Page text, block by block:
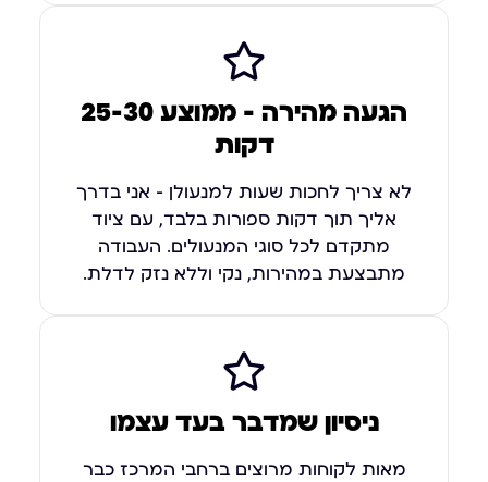
הגעה מהירה — ממוצע 25-30
דקות
לא צריך לחכות שעות למנעולן – אני בדרך
אליך תוך דקות ספורות בלבד, עם ציוד
מתקדם לכל סוגי המנעולים. העבודה
מתבצעת במהירות, נקי וללא נזק לדלת.
ניסיון שמדבר בעד עצמו
מאות לקוחות מרוצים ברחבי המרכז כבר